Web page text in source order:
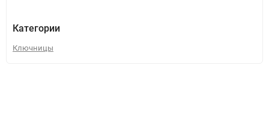
Категории
Ключницы